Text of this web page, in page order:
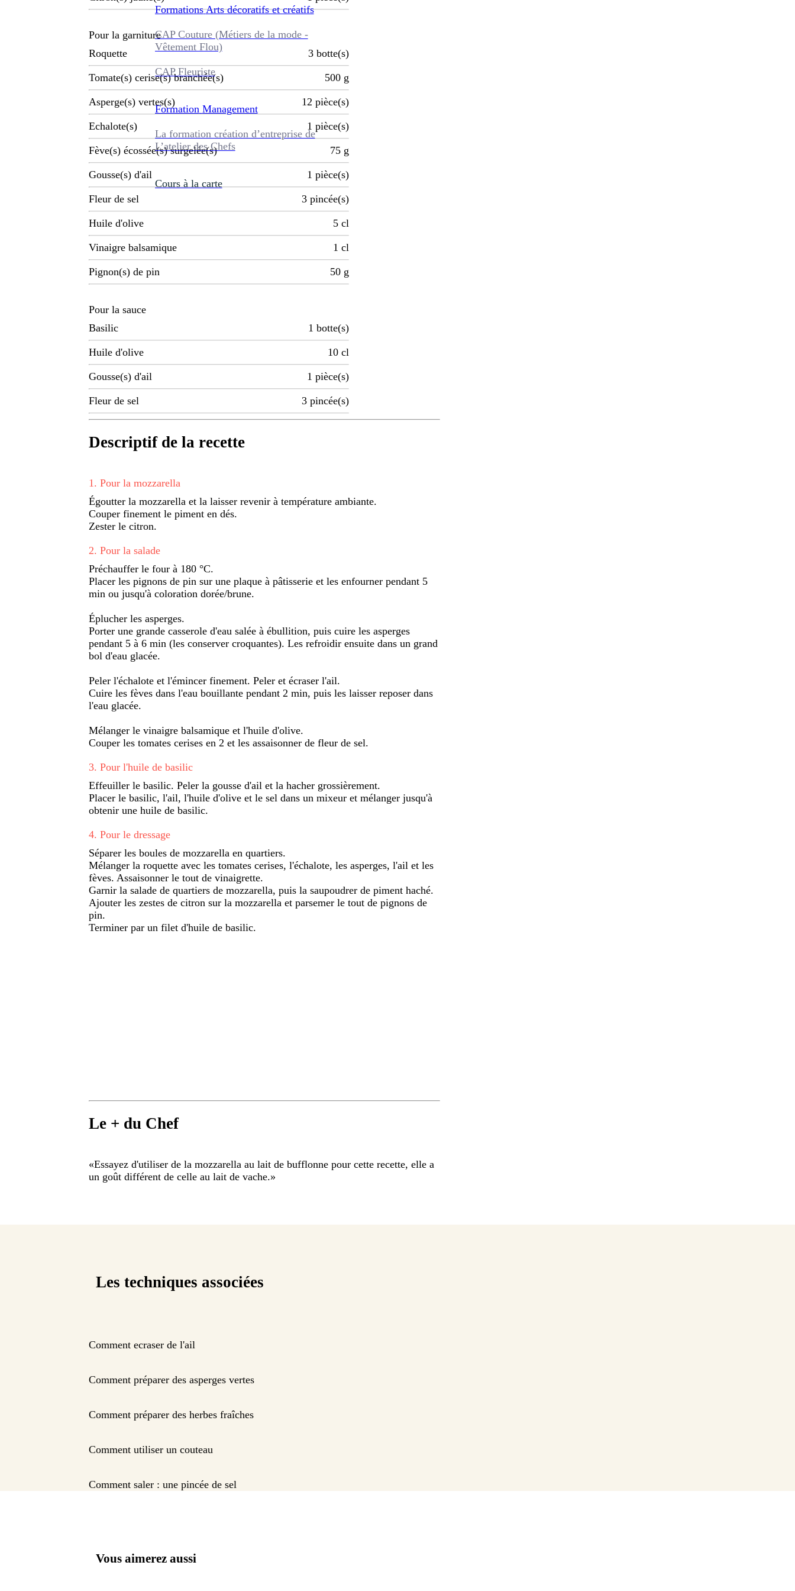
Formations Arts décoratifs et créatifs
CAP Couture (Métiers de la mode -
Vêtement Flou)
CAP Fleuriste
Formation Management
La formation création d’entreprise de
L’atelier des Chefs
Cours à la carte
Pour la garniture
Roquette
3 botte(s)
Tomate(s) cerise(s) branchée(s) 500 g
Asperge(s) vertes(s) 12 pièce(s)
Echalote(s) 1 pièce(s)
Fève(s) écossée(s) surgelée(s) 75 g
Gousse(s) d'ail 1 pièce(s)
Fleur de sel 3 pincée(s)
Huile d'olive 5 cl
Vinaigre balsamique 1 cl
Pignon(s) de pin 50 g
Pour la sauce
Basilic
1 botte(s)
Huile d'olive 10 cl
Gousse(s) d'ail 1 pièce(s)
Fleur de sel 3 pincée(s)
Descriptif de la recette
1 . Pour la mozzarella
Égoutter la mozzarella et la laisser revenir à température ambiante.
Couper finement le piment en dés.
Zester le citron.
2. Pour la salade
Préchauffer le four à 180 °C.
Placer les pignons de pin sur une plaque à pâtisserie et les enfourner pendant 5
min ou jusqu'à coloration dorée/brune.
Éplucher les asperges.
Porter une grande casserole d'eau salée à ébullition, puis cuire les asperges
pendant 5 à 6 min (les conserver croquantes). Les refroidir ensuite dans un grand
bol d'eau glacée.
Peler l'échalote et l'émincer finement. Peler et écraser l'ail.
Cuire les fèves dans l'eau bouillante pendant 2 min, puis les laisser reposer dans
l'eau glacée.
Mélanger le vinaigre balsamique et l'huile d'olive.
Couper les tomates cerises en 2 et les assaisonner de fleur de sel.
3. Pour l'huile de basilic
Effeuiller le basilic. Peler la gousse d'ail et la hacher grossièrement.
Placer le basilic, l'ail, l'huile d'olive et le sel dans un mixeur et mélanger jusqu'à
obtenir une huile de basilic.
4. Pour le dressage
Séparer les boules de mozzarella en quartiers.
Mélanger la roquette avec les tomates cerises, l'échalote, les asperges, l'ail et les
fèves. Assaisonner le tout de vinaigrette.
Garnir la salade de quartiers de mozzarella, puis la saupoudrer de piment haché.
Ajouter les zestes de citron sur la mozzarella et parsemer le tout de pignons de
pin.
Terminer par un filet d'huile de basilic.
Le + du Chef
«Essayez d'utiliser de la mozzarella au lait de bufflonne pour cette recette, elle a
un goût différent de celle au lait de vache.»
Les techniques associées
Comment ecraser de l'ail
Comment préparer des asperges vertes
Comment préparer des herbes fraîches
Comment utiliser un couteau
Comment saler : une pincée de sel
Vous aimerez aussi